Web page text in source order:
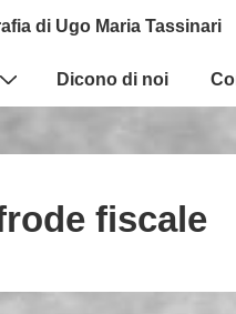
di Ugo Maria Tassinari
Dicono di noi
fiscale